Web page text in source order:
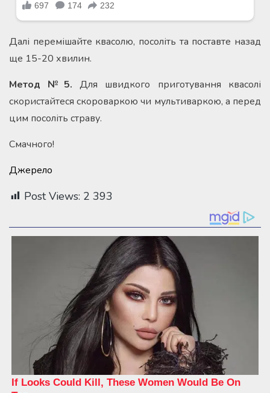
Далі перемішайте квасолю, посоліть та поставте назад
ще 15-20 хвилин.
Метод №5. Для швидкого приготування квасолі
скористайтеся скороваркою чи мультиваркою, а перед
цим посоліть страву.
Смачного!
Джерело
Post Views: 2 393